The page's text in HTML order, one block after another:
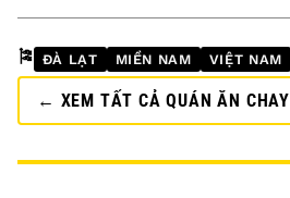
🎏 ĐÀ LẠT MIỀN NAM VIỆT NAM
← XEM TẤT CẢ QUÁN ĂN CHAY